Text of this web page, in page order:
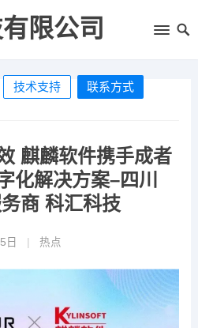
限公司
技术支持 联系方式
麒麟软件携手成者
化解决方案–四川
商 科汇科技
日 热点